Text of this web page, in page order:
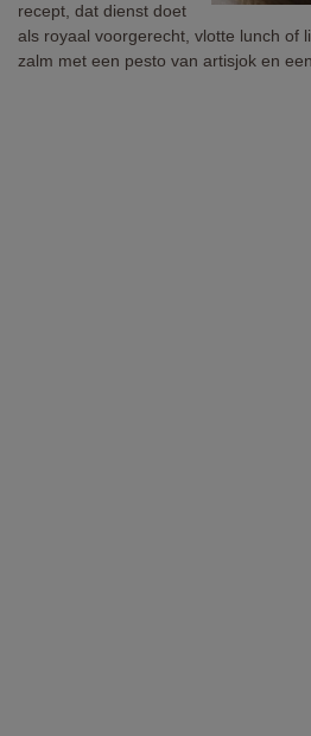
recept, dat dienst doet
als royaal voorgerecht, vlotte lunch of
zalm met een pesto van artisjok en